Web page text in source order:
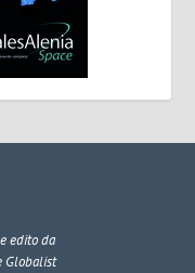
edito da
Globalist